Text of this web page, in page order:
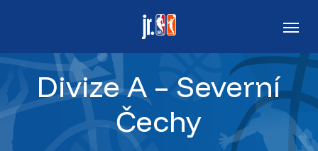
main
contentDivize A – Severní
Čechy